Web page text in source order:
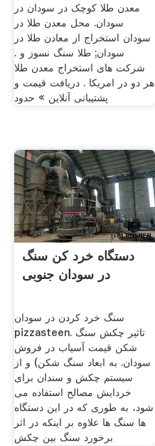
معدن طلا کوچک در سودان در
سودان. محل معدن طلا در
سودان استخراج از معادن طلا در
سودان; طلا سنگ نسوز و .
شرکت های استخراج معدن طلا
هر دو در امریکا . دریافت قیمت و
پشتیبانی آنلاین » حدود
دستگاه خرد کن سنگ
در سودان جنوبی
سنگ خرد کردن در سودان
pizzasteen. تاثیر چکش سنگ
شکن قیمت آسیاب در فروش
سودان. به ابعاد سنگ شکن) و از
سیستم چکش و سندان برای
خردایش مصالح استفاده می
شود، به طوری که در این دستگاه
ها سنگ ها علاوه بر اینکه در اثر
برخورد سنگ بین چکش